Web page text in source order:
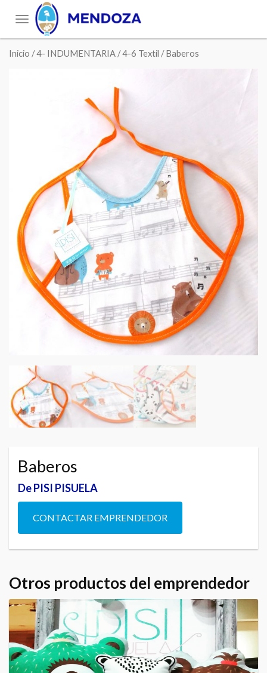
Toggle
navigation
Inicio /4- INDUMENTARIA /4-6 Textil / Baberos
Baberos
De PISI PISUELA
CONTACTAR EMPRENDEDOR
Otros productos del emprendedor